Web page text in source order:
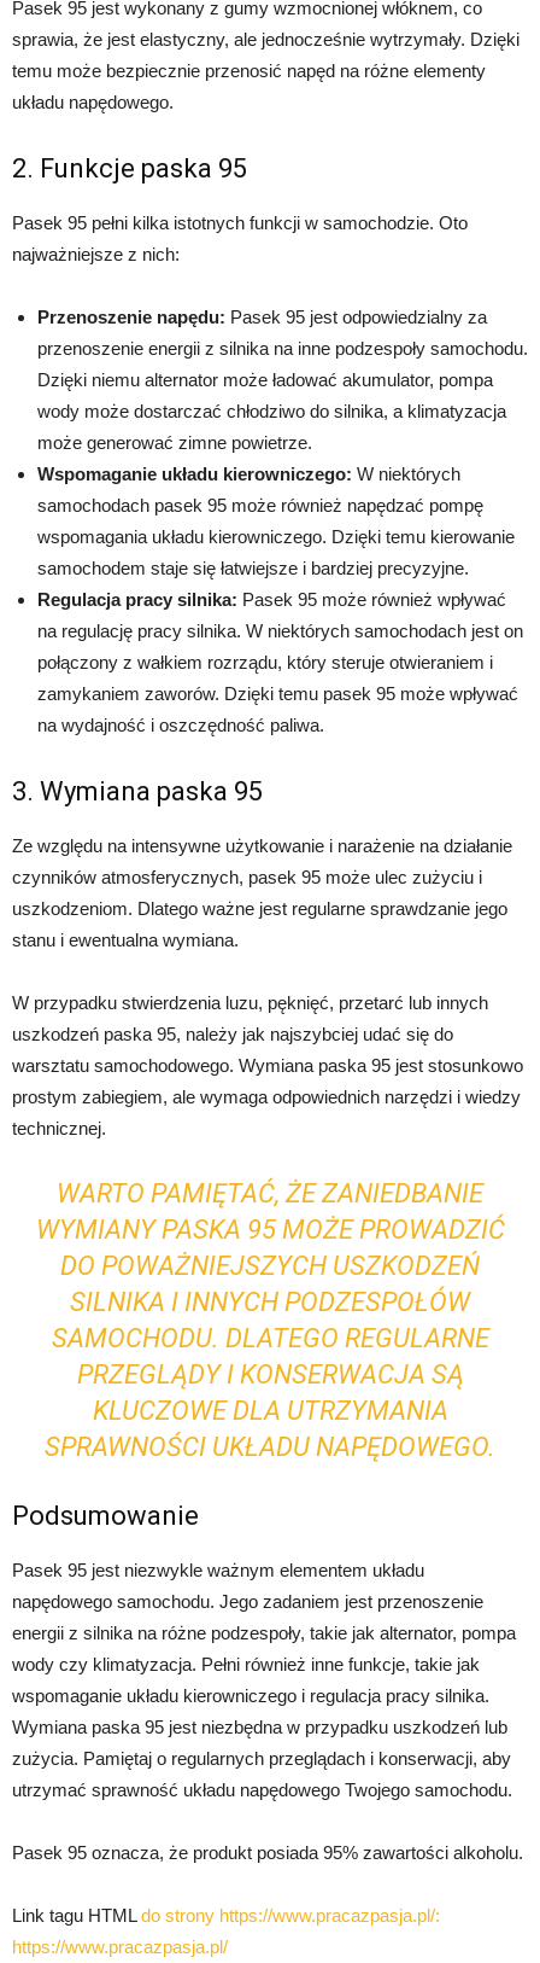
Pasek 95 jest wykonany z gumy wzmocnionej włóknem, co
sprawia, że jest elastyczny, ale jednocześnie wytrzymały. Dzięki
temu może bezpiecznie przenosić napęd na różne elementy
układu napędowego.
2. Funkcje paska 95
Pasek 95 pełni kilka istotnych funkcji w samochodzie. Oto
najważniejsze z nich:
Przenoszenie napędu: Pasek 95 jest odpowiedzialny za
przenoszenie energii z silnika na inne podzespoły samochodu.
Dzięki niemu alternator może ładować akumulator, pompa
wody może dostarczać chłodziwo do silnika, a klimatyzacja
może generować zimne powietrze.
Wspomaganie układu kierowniczego: W niektórych
samochodach pasek 95 może również napędzać pompę
wspomagania układu kierowniczego. Dzięki temu kierowanie
samochodem staje się łatwiejsze i bardziej precyzyjne.
Regulacja pracy silnika: Pasek 95 może również wpływać
na regulację pracy silnika. W niektórych samochodach jest on
połączony z wałkiem rozrządu, który steruje otwieraniem i
zamykaniem zaworów. Dzięki temu pasek 95 może wpływać
na wydajność i oszczędność paliwa.
3. Wymiana paska 95
Ze względu na intensywne użytkowanie i narażenie na działanie
czynników atmosferycznych, pasek 95 może ulec zużyciu i
uszkodzeniom. Dlatego ważne jest regularne sprawdzanie jego
stanu i ewentualna wymiana.
W przypadku stwierdzenia luzu, pęknięć, przetarć lub innych
uszkodzeń paska 95, należy jak najszybciej udać się do
warsztatu samochodowego. Wymiana paska 95 jest stosunkowo
prostym zabiegiem, ale wymaga odpowiednich narzędzi i wiedzy
technicznej.
WARTO PAMIĘTAĆ, ŻE ZANIEDBANIE
WYMIANY PASKA 95 MOŻE PROWADZIĆ
DO POWAŻNIEJSZYCH USZKODZEŃ
SILNIKA I INNYCH PODZESPOŁÓW
SAMOCHODU. DLATEGO REGULARNE
PRZEGLĄDY I KONSERWACJA SĄ
KLUCZOWE DLA UTRZYMANIA
SPRAWNOŚCI UKŁADU NAPĘDOWEGO.
Podsumowanie
Pasek 95 jest niezwykle ważnym elementem układu
napędowego samochodu. Jego zadaniem jest przenoszenie
energii z silnika na różne podzespoły, takie jak alternator, pompa
wody czy klimatyzacja. Pełni również inne funkcje, takie jak
wspomaganie układu kierowniczego i regulacja pracy silnika.
Wymiana paska 95 jest niezbędna w przypadku uszkodzeń lub
zużycia. Pamiętaj o regularnych przeglądach i konserwacji, aby
utrzymać sprawność układu napędowego Twojego samochodu.
Pasek 95 oznacza, że produkt posiada 95% zawartości alkoholu.
Link tagu HTMLdo strony https://www.pracazpasja.pl/:
https://www.pracazpasja.pl/